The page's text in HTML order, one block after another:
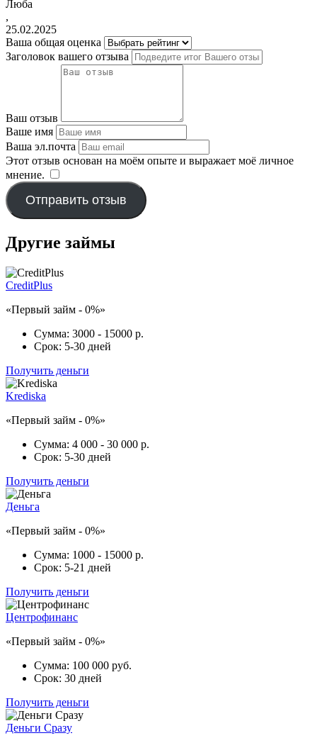
Люба
,
25.02.2025
Ваша общая оценка
Заголовок вашего отзыва
Ваш отзыв
Ваше имя
Ваша эл.почта
Этот отзыв основан на моём опыте и выражает моё личное
мнение.
Отправить отзыв
Другие займы
CreditPlus
«Первый займ - 0%»
Сумма: 3000 - 15000 р.
Срок: 5-30 дней
Получить деньги
Krediska
«Первый займ - 0%»
Сумма: 4 000 - 30 000 р.
Срок: 5-30 дней
Получить деньги
Деньга
«Первый займ - 0%»
Сумма: 1000 - 15000 р.
Срок: 5-21 дней
Получить деньги
Центрофинанс
«Первый займ - 0%»
Сумма: 100 000 руб.
Срок: 30 дней
Получить деньги
Деньги Сразу